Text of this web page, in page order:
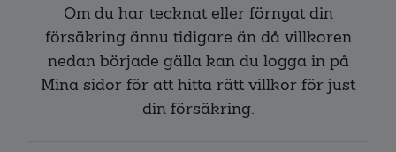
Om du har tecknat eller förnyat din
försäkring ännu tidigare än då villkoren
nedan började gälla kan du logga in på
Mina sidor för att hitta rätt villkor för just
din försäkring.